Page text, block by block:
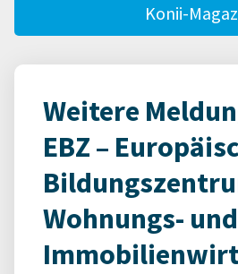
Konii-
Weitere
EBZ –
Wohnungs- und